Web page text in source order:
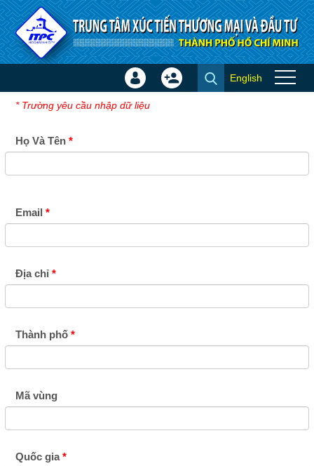
Truy cập nội dung luôn
Đăng ký nhận sự kiện
Đăng
Tạo
English
* Trường yêu cầu nhập dữ liệu
Họ Và Tên
Email
Địa chỉ
Thành phố
Mã vùng
Quốc gia